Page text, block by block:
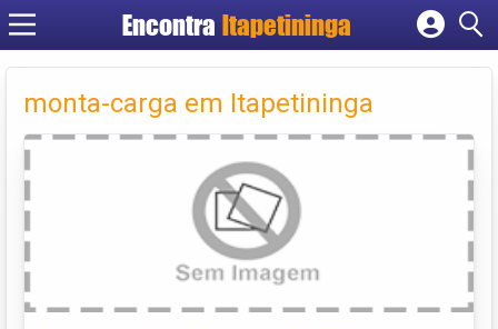
Encontra Itapetininga
Cadastrar empresa
Criar conta
monta-carga em Itapetininga